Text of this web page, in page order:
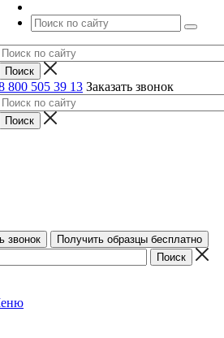
800 505 39 13 Заказать звонок
звонок Получить образцы бесплатно